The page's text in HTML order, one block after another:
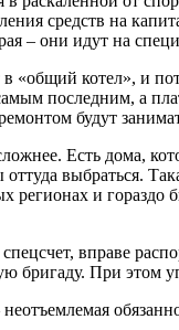
средств на
– они идут на
«общий котел», и
последним, а
будут
Есть дома,
оттуда выбраться.
регионах и
вправе
бригаду. При этом